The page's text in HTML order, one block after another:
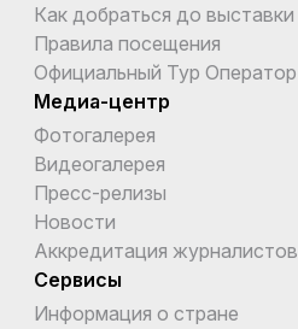
Как добраться до выставки
Правила посещения
Официальный Тур Оператор
Медиа-центр
Фотогалерея
Видеогалерея
Пресс-релизы
Новости
Аккредитация журналистов
Сервисы
Информация о стране